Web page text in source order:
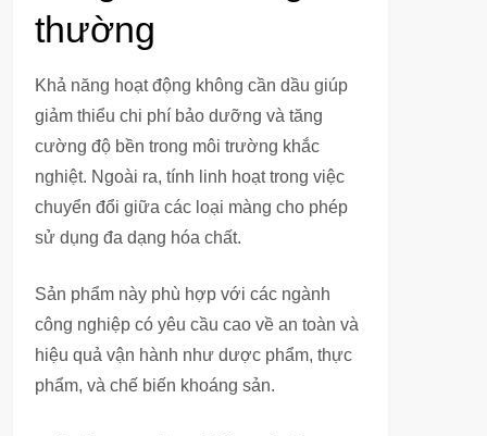
thường
Khả năng hoạt động không cần dầu giúp
giảm thiểu chi phí bảo dưỡng và tăng
cường độ bền trong môi trường khắc
nghiệt. Ngoài ra, tính linh hoạt trong việc
chuyển đổi giữa các loại màng cho phép
sử dụng đa dạng hóa chất.
Sản phẩm này phù hợp với các ngành
công nghiệp có yêu cầu cao về an toàn và
hiệu quả vận hành như dược phẩm, thực
phẩm, và chế biến khoáng sản.